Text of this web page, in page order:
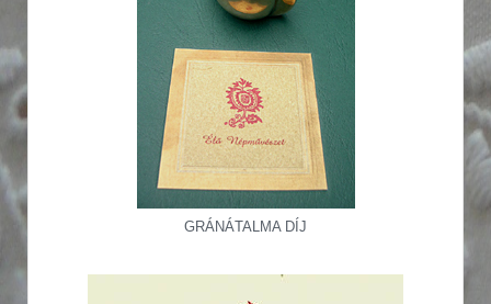
GRÁNÁTALMA DÍJ